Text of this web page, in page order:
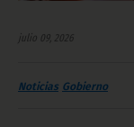
julio 09, 2026
Noticias Gobierno